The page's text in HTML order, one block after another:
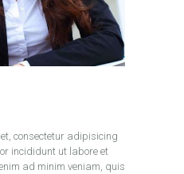
consectetur adipisicing
incididunt ut labore et
ad minim veniam, quis